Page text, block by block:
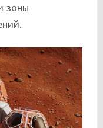
зоны